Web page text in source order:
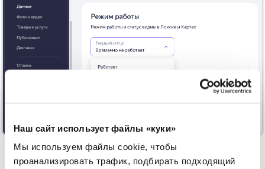
Наш сайт использует файлы «куки»
Мы используем файлы cookie, чтобы
проанализировать трафик, подбирать подходящий
Карточки временно закрытых компаний хуже